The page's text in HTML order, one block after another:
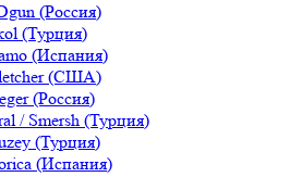
(Россия)
(Турция)
(Испания)
(США)
(Россия)
/ Smersh (Турция)
(Турция)
(Испания)